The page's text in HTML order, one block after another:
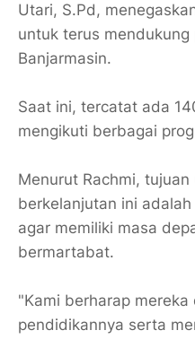
Utari, S.Pd,
untuk terus
Banjarmasin.
Saat ini, tercatat ada
mengikuti berbagai
​Menurut Rachmi,
berkelanjutan ini
agar memiliki masa
bermartabat.
"Kami berharap
pendidikannya serta